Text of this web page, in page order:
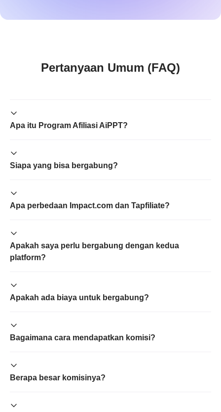
Pertanyaan Umum (FAQ)
Apa itu Program Afiliasi AiPPT?
Siapa yang bisa bergabung?
Apa perbedaan Impact.com dan Tapfiliate?
Apakah saya perlu bergabung dengan kedua
platform?
Apakah ada biaya untuk bergabung?
Bagaimana cara mendapatkan komisi?
Berapa besar komisinya?